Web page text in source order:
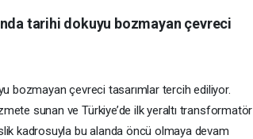
tarihi dokuyu bozmayan çevreci
bozmayan çevreci tasarımlar tercih ediliyor.
sunan ve Türkiye’de ilk yeraltı transformatör
kadrosuyla bu alanda öncü olmaya devam